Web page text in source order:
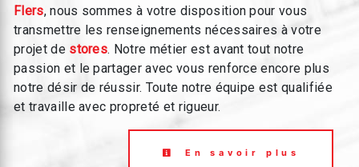
Flers, nous sommes à votre disposition pour vous
transmettre les renseignements nécessaires à votre
projet de stores. Notre métier est avant tout notre
passion et le partager avec vous renforce encore plus
notre désir de réussir. Toute notre équipe est qualifiée
et travaille avec propreté et rigueur.
En savoir plus